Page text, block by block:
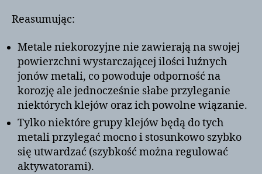
Reasumując:
Metale niekorozyjne nie zawierają na swojej
powierzchni wystarczającej ilości luźnych
jonów metali, co powoduje odporność na
korozję ale jednocześnie słabe przyleganie
niektórych klejów oraz ich powolne wiązanie.
Tylko niektóre grupy klejów będą do tych
metali przylegać mocno i stosunkowo szybko
się utwardzać (szybkość można regulować
aktywatorami).